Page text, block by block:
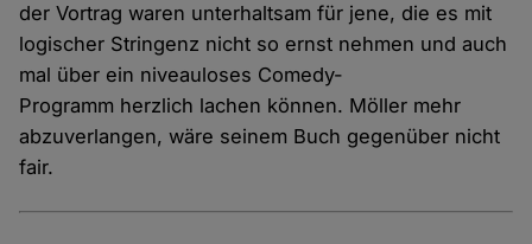
der Vortrag waren unterhaltsam für jene, die es mit
logischer Stringenz nicht so ernst nehmen und auch
mal über ein niveauloses Comedy-
Programm herzlich lachen können. Möller mehr
abzuverlangen, wäre seinem Buch gegenüber nicht
fair.